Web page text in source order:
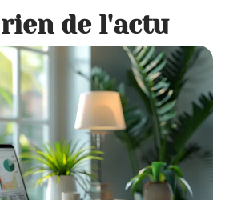
de l'actu